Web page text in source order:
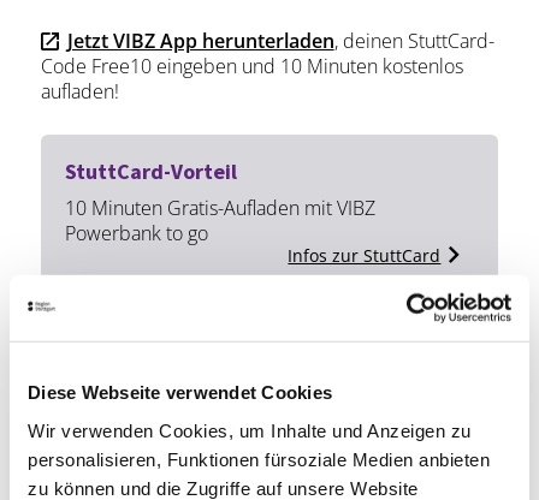
Diese Webseite verwendet Cookies
Wir verwenden Cookies, um Inhalte und Anzeigen zu
personalisieren, Funktionen fürsoziale Medien anbieten
zu können und die Zugriffe auf unsere Website
Jetzt VIBZ App herunterladen, deinen StuttCard-
Code Free10 eingeben und 10 Minuten kostenlos
aufladen!
StuttCard-Vorteil
10 Minuten Gratis-Aufladen mit VIBZ
Powerbank to go
Infos zur StuttCard
70178 Stuttgart
Mail:info@vibz-powerbank.de
Website:
vibz-powerbank.de